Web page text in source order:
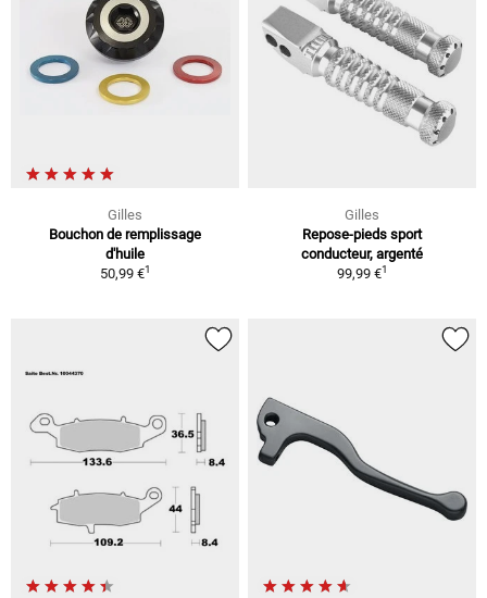
Gilles
Bouchon de remplissage
d'huile
50,99 €1
Gilles
Repose-pieds sport
conducteur, argenté
99,99 €1